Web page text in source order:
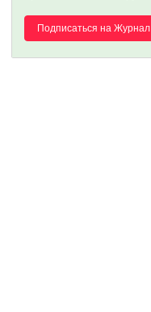
Подписаться на Журнал